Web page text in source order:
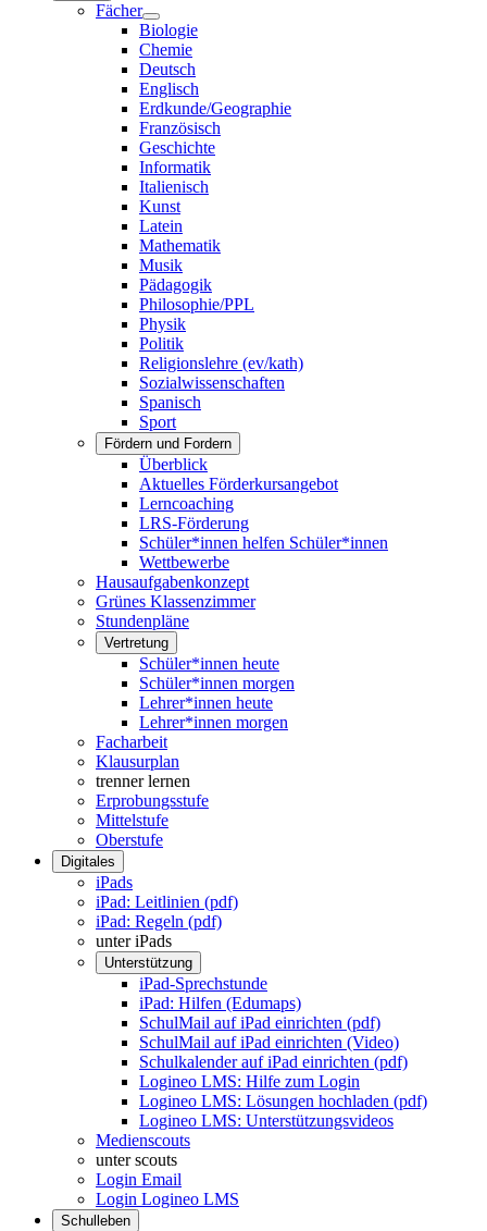
Fächer
Biologie
Chemie
Deutsch
Englisch
Erdkunde/Geographie
Französisch
Geschichte
Informatik
Italienisch
Kunst
Latein
Mathematik
Musik
Pädagogik
Philosophie/PPL
Physik
Politik
Religionslehre (ev/kath)
Sozialwissenschaften
Spanisch
Sport
Fördern und Fordern
Überblick
Aktuelles Förderkursangebot
Lerncoaching
LRS-Förderung
Schüler*innen helfen Schüler*innen
Wettbewerbe
Hausaufgabenkonzept
Grünes Klassenzimmer
Stundenpläne
Vertretung
Schüler*innen heute
Schüler*innen morgen
Lehrer*innen heute
Lehrer*innen morgen
Facharbeit
Klausurplan
trenner lernen
Erprobungsstufe
Mittelstufe
Oberstufe
Digitales
iPads
iPad: Leitlinien (pdf)
iPad: Regeln (pdf)
unter iPads
Unterstützung
iPad-Sprechstunde
iPad: Hilfen (Edumaps)
SchulMail auf iPad einrichten (pdf)
SchulMail auf iPad einrichten (Video)
Schulkalender auf iPad einrichten (pdf)
Logineo LMS: Hilfe zum Login
Logineo LMS: Lösungen hochladen (pdf)
Logineo LMS: Unterstützungsvideos
Medienscouts
unter scouts
Login Email
Login Logineo LMS
Schulleben